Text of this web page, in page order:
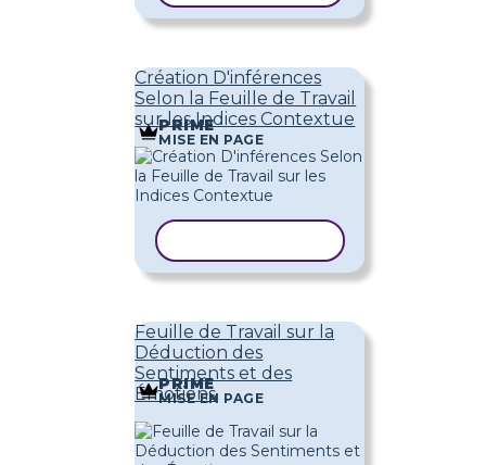
Création D'inférences
Selon la Feuille de Travail
sur les Indices Contextue
PRIME
MISE EN PAGE
Feuille de Travail sur la
Déduction des
Sentiments et des
Émotions
PRIME
MISE EN PAGE